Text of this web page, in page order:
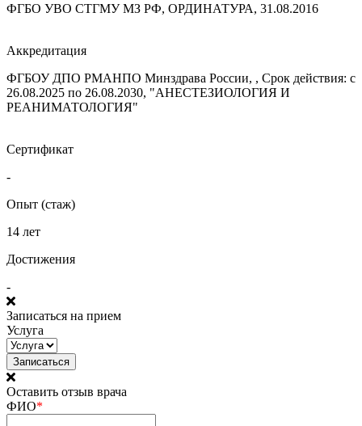
ФГБО УВО СТГМУ МЗ РФ, ОРДИНАТУРА, 31.08.2016
Аккредитация
ФГБОУ ДПО РМАНПО Минздрава России, , Срок действия: с
26.08.2025 по 26.08.2030, "АНЕСТЕЗИОЛОГИЯ И
РЕАНИМАТОЛОГИЯ"
Сертификат
-
Опыт (стаж)
14 лет
Достижения
-
Записаться на прием
Услуга
Оставить отзыв врача
ФИО*